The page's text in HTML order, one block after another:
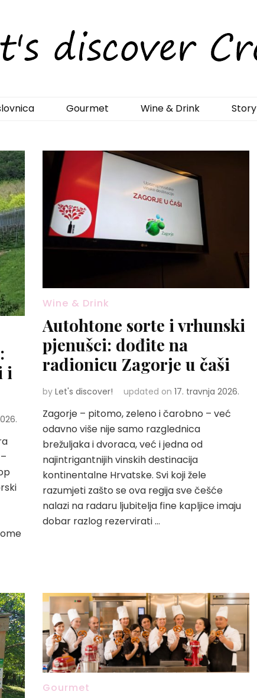
Gourmet Wine & Drink Story
i
Wine & Drink
Autohtone sorte i vrhunski
pjenušci: dođite na
radionicu Zagorje u čaši
by Let's discover! updated on 17. travnja 2026.
Zagorje – pitomo, zeleno i čarobno – već
odavno više nije samo razglednica
brežuljaka i dvoraca, već i jedna od
najintrigantnijih vinskih destinacija
kontinentalne Hrvatske. Svi koji žele
razumjeti zašto se ova regija sve češće
nalazi na radaru ljubitelja fine kapljice imaju
dobar razlog rezervirati …
Gourmet